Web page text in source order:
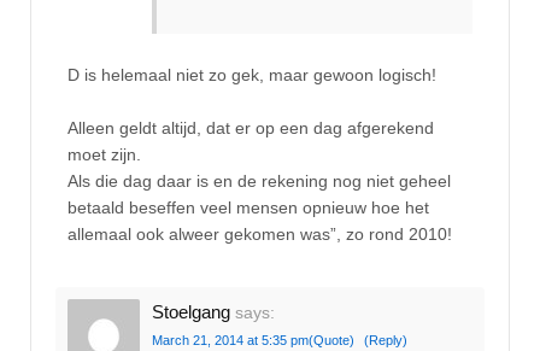
D is helemaal niet zo gek, maar gewoon logisch!
Alleen geldt altijd, dat er op een dag afgerekend
moet zijn.
Als die dag daar is en de rekening nog niet geheel
betaald beseffen veel mensen opnieuw hoe het
allemaal ook alweer gekomen was”, zo rond 2010!
Stoelgang says:
March 21, 2014 at 5:35 pm(Quote) (Reply)